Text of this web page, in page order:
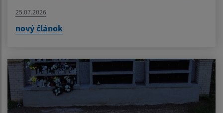
25.07.2026
nový článok